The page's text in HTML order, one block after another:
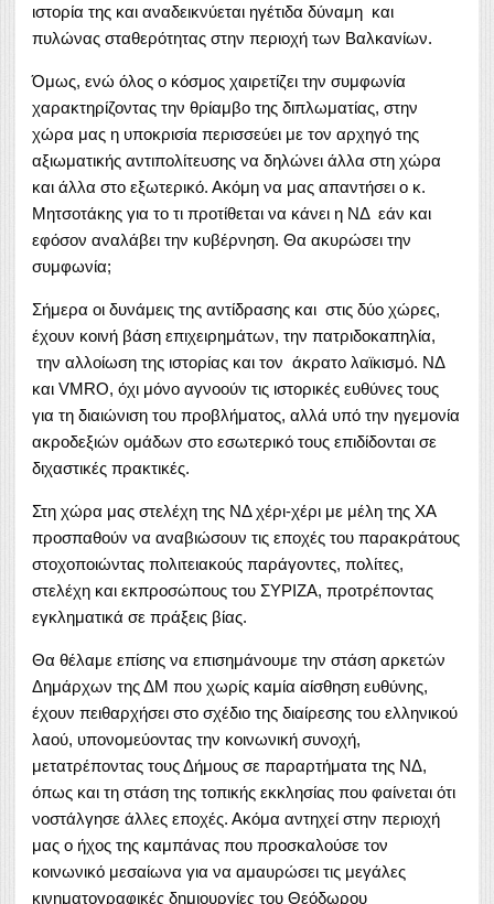
ιστορία της και αναδεικνύεται ηγέτιδα δύναμη και
πυλώνας σταθερότητας στην περιοχή των Βαλκανίων.
Όμως, ενώ όλος ο κόσμος χαιρετίζει την συμφωνία
χαρακτηρίζοντας την θρίαμβο της διπλωματίας, στην
χώρα μας η υποκρισία περισσεύει με τον αρχηγό της
αξιωματικής αντιπολίτευσης να δηλώνει άλλα στη χώρα
και άλλα στο εξωτερικό. Ακόμη να μας απαντήσει ο κ.
Μητσοτάκης για το τι προτίθεται να κάνει η ΝΔ εάν και
εφόσον αναλάβει την κυβέρνηση. Θα ακυρώσει την
συμφωνία;
Σήμερα οι δυνάμεις της αντίδρασης και στις δύο χώρες,
έχουν κοινή βάση επιχειρημάτων, την πατριδοκαπηλία,
την αλλοίωση της ιστορίας και τον άκρατο λαϊκισμό. ΝΔ
και VMRO, όχι μόνο αγνοούν τις ιστορικές ευθύνες τους
για τη διαιώνιση του προβλήματος, αλλά υπό την ηγεμονία
ακροδεξιών ομάδων στο εσωτερικό τους επιδίδονται σε
διχαστικές πρακτικές.
Στη χώρα μας στελέχη της ΝΔ χέρι-χέρι με μέλη της ΧΑ
προσπαθούν να αναβιώσουν τις εποχές του παρακράτους
στοχοποιώντας πολιτειακούς παράγοντες, πολίτες,
στελέχη και εκπροσώπους του ΣΥΡΙΖΑ, προτρέποντας
εγκληματικά σε πράξεις βίας.
Θα θέλαμε επίσης να επισημάνουμε την στάση αρκετών
Δημάρχων της ΔΜ που χωρίς καμία αίσθηση ευθύνης,
έχουν πειθαρχήσει στο σχέδιο της διαίρεσης του ελληνικού
λαού, υπονομεύοντας την κοινωνική συνοχή,
μετατρέποντας τους Δήμους σε παραρτήματα της ΝΔ,
όπως και τη στάση της τοπικής εκκλησίας που φαίνεται ότι
νοστάλγησε άλλες εποχές. Ακόμα αντηχεί στην περιοχή
μας ο ήχος της καμπάνας που προσκαλούσε τον
κοινωνικό μεσαίωνα για να αμαυρώσει τις μεγάλες
κινηματογραφικές δημιουργίες του Θεόδωρου